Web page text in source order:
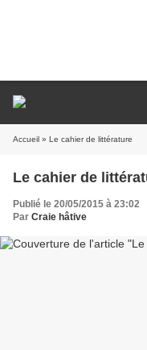
Accueil » Le cahier de littérature
Le cahier de
Publié le 20/05/2015 à 23:02
Par Craie hâtive